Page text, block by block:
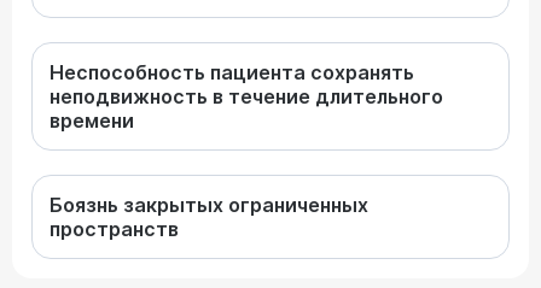
Неспособность пациента сохранять
неподвижность в течение длительного
времени
Боязнь закрытых ограниченных
пространств